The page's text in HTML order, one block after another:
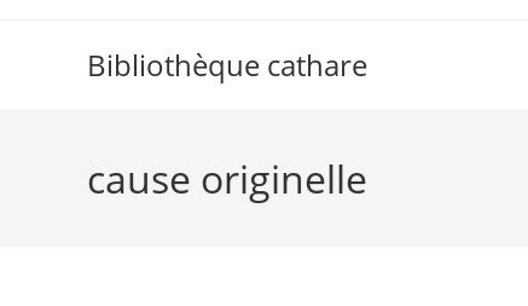
Bibliothèque cathare
cause originelle